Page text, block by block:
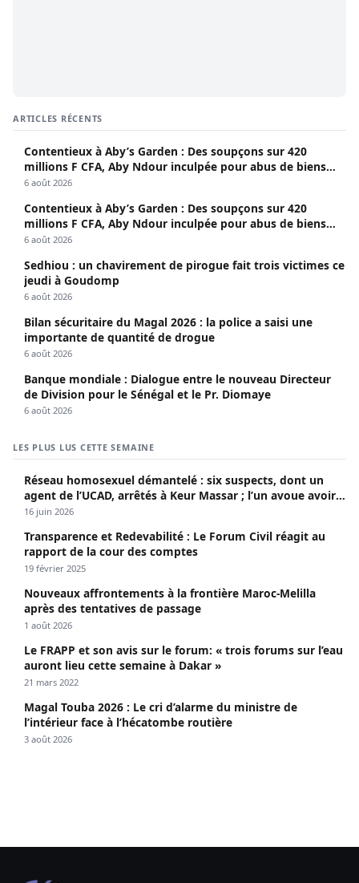
ARTICLES RÉCENTS
Contentieux à Aby’s Garden : Des soupçons sur 420
millions F CFA, Aby Ndour inculpée pour abus de biens
sociaux
6 août 2026
Contentieux à Aby’s Garden : Des soupçons sur 420
millions F CFA, Aby Ndour inculpée pour abus de biens
sociaux
6 août 2026
Sedhiou : un chavirement de pirogue fait trois victimes ce
jeudi à Goudomp
6 août 2026
Bilan sécuritaire du Magal 2026 : la police a saisi une
importante de quantité de drogue
6 août 2026
Banque mondiale : Dialogue entre le nouveau Directeur
de Division pour le Sénégal et le Pr. Diomaye
6 août 2026
LES PLUS LUS CETTE SEMAINE
Réseau homosexuel démantelé : six suspects, dont un
agent de l’UCAD, arrêtés à Keur Massar ; l’un avoue avoir
propagé le VIH depuis 2018
16 juin 2026
Transparence et Redevabilité : Le Forum Civil réagit au
rapport de la cour des comptes
19 février 2025
Nouveaux affrontements à la frontière Maroc-Melilla
après des tentatives de passage
1 août 2026
Le FRAPP et son avis sur le forum: « trois forums sur l’eau
auront lieu cette semaine à Dakar »
21 mars 2022
Magal Touba 2026 : Le cri d’alarme du ministre de
l’intérieur face à l’hécatombe routière
3 août 2026